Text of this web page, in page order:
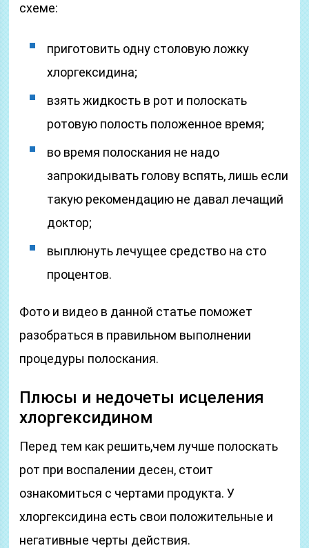
схеме:
приготовить одну столовую ложку
хлоргексидина;
взять жидкость в рот и полоскать
ротовую полость положенное время;
во время полоскания не надо
запрокидывать голову вспять, лишь если
такую рекомендацию не давал лечащий
доктор;
выплюнуть лечущее средство на сто
процентов.
Фото и видео в данной статье поможет
разобраться в правильном выполнении
процедуры полоскания.
Плюсы и недочеты исцеления
хлоргексидином
Перед тем как решить,чем лучше полоскать
рот при воспалении десен, стоит
ознакомиться с чертами продукта. У
хлоргексидина есть свои положительные и
негативные черты действия.